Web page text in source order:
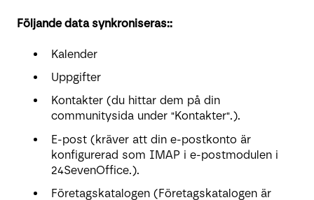
Följande data synkroniseras::
Kalender
Uppgifter
Kontakter (du hittar dem på din
communitysida under "Kontakter".).
E-post (kräver att din e-postkonto är
konfigurerad som IMAP i e-postmodulen i
24SevenOffice.).
Företagskatalogen (Företagskatalogen är